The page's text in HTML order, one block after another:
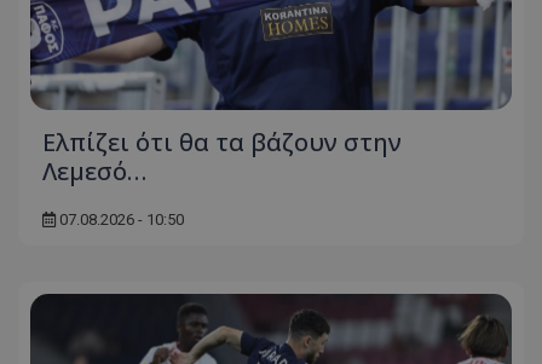
Ελπίζει ότι θα τα βάζουν στην
Λεμεσό…
07.08.2026 - 10:50